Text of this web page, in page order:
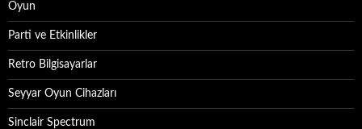
Oyun
Parti ve Etkinlikler
Retro Bilgisayarlar
Seyyar Oyun Cihazları
Sinclair Spectrum